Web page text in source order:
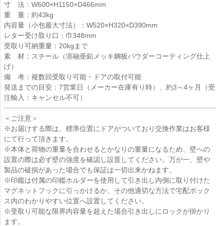
寸 法：W600×H1150×D466mm
重 量：約43kg
内容量（小包最大寸法）：W520×H320×D390mm
レター受け取り口：巾348mm
受取り可納重量：20kgまで
素 材：スチール（溶融亜鉛メッキ鋼板パウダーコーティング仕上
げ）
備 考：複数回受取り可能・ドアの取付可能
発送までの目安：7営業日（メーカー在庫有り時）、約3～4ヶ月（受
注輸入：キャンセル不可）
＜ご注意＞
※お届けする際は、標準位置にドアがついており交換作業はお客様
にて行って頂きます。
※本体と荷物の重量を合わせるとかなりの重量になるため、壁への
設置の際は必ず壁の強度を確認し設置してください。万が一、壁や
製品の破損があった場合でも保証は一切出来かねます。
※印鑑は付属の印鑑ホルダーを使用して引き出し内側に取り付けた
マグネットフックに引っかけるか、その他適切な方法で宅配ボック
ス内のわかりやすい位置へ設置してください。
※受取り可能な限界内容量を超えた場合引き出しにロックが掛かり
ます。